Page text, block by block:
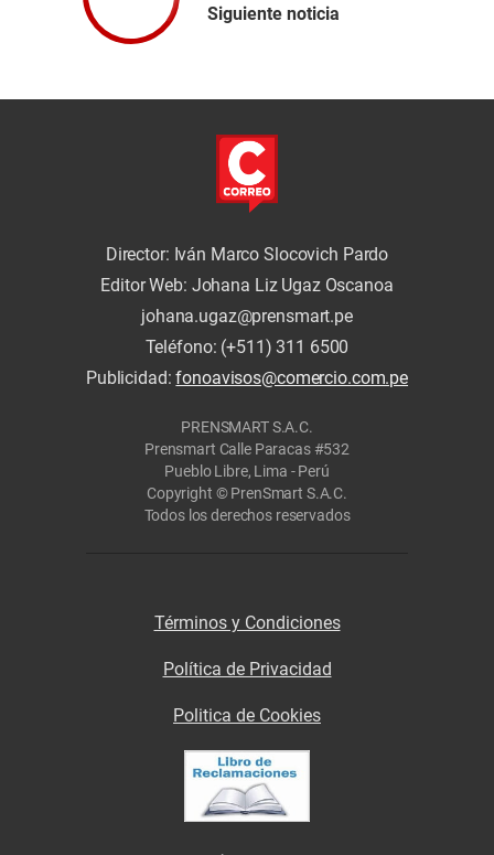
Siguiente noticia
Director: Iván Marco Slocovich Pardo
Editor Web: Johana Liz Ugaz Oscanoa
johana.ugaz@prensmart.pe
Teléfono: (+511) 311 6500
Publicidad:fonoavisos@comercio.com.pe
PRENSMART S.A.C.
Prensmart Calle Paracas #532
Pueblo Libre, Lima - Perú
Copyright © PrenSmart S.A.C.
Todos los derechos reservados
Términos y Condiciones
Política de Privacidad
Politica de Cookies